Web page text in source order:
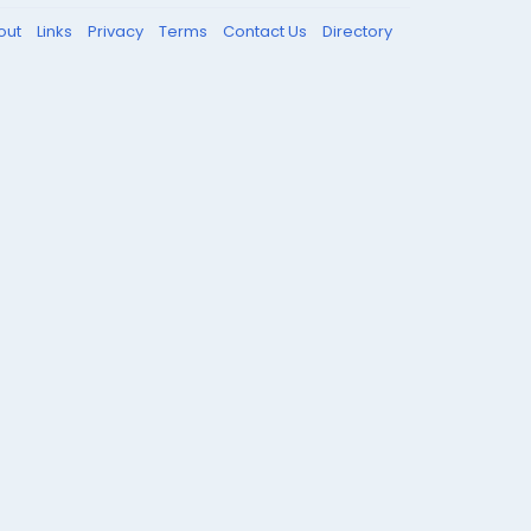
Links Privacy Terms Contact Us Directory